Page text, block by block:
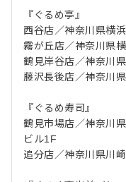
『ぐるめ亭』
西谷店／神奈川県横
霧が丘店／神奈川県
鶴見岸谷店／神奈川
藤沢長後店／神奈川
『ぐるめ寿司』
鶴見市場店／神奈川
ビル1F
追分店／神奈川県川